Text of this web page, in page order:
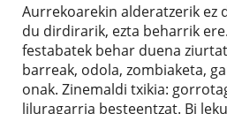
Aurrekoarekin alderatzerik ez
du dirdirarik, ezta beharrik
festabatek behar duena
barreak, odola, zombiaketa,
onak. Zinemaldi txikia:
liluragarria besteentzat. Bi